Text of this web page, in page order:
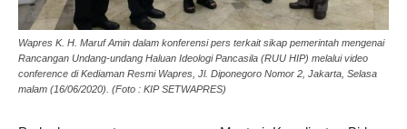
Wapres K. H. Maruf Amin dalam konferensi pers terkait sikap pemerintah mengenai
Rancangan Undang-undang Haluan Ideologi Pancasila (RUU HIP) melalui video
conference di Kediaman Resmi Wapres, Jl. Diponegoro Nomor 2, Jakarta, Selasa
malam (16/06/2020). (Foto : KIP SETWAPRES)